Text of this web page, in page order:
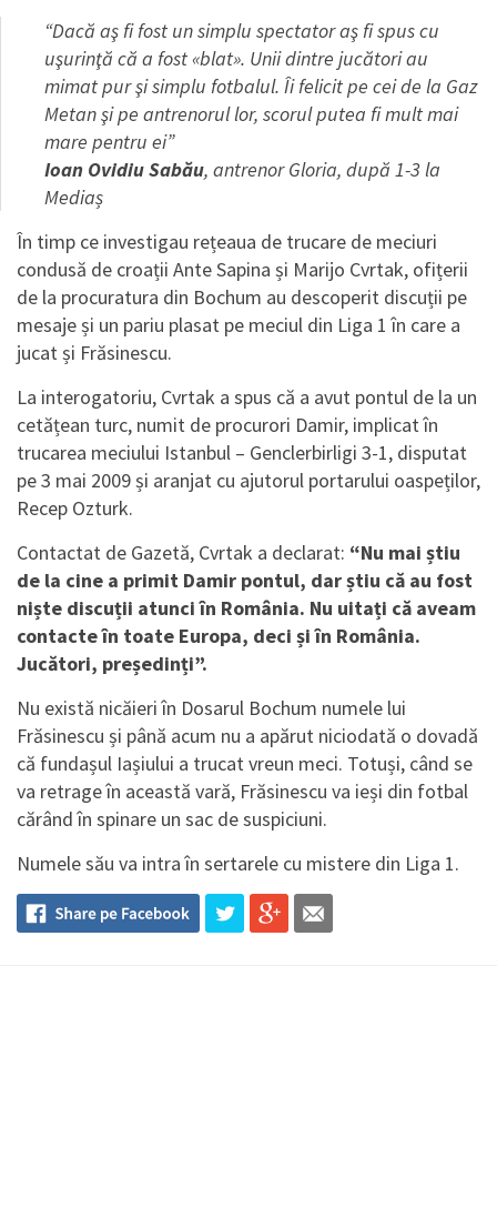
“Dacă aş fi fost un simplu spectator aş fi spus cu
uşurinţă că a fost «blat». Unii dintre jucători au
mimat pur şi simplu fotbalul. Îi felicit pe cei de la Gaz
Metan şi pe antrenorul lor, scorul putea fi mult mai
mare pentru ei”
Ioan Ovidiu Sabău, antrenor Gloria, după 1-3 la
Mediaș
În timp ce investigau rețeaua de trucare de meciuri
condusă de croații Ante Sapina și Marijo Cvrtak, ofițerii
de la procuratura din Bochum au descoperit discuții pe
mesaje și un pariu plasat pe meciul din Liga 1 în care a
jucat și Frăsinescu.
La interogatoriu, Cvrtak a spus că a avut pontul de la un
cetățean turc, numit de procurori Damir, implicat în
trucarea meciului Istanbul – Genclerbirligi 3-1, disputat
pe 3 mai 2009 și aranjat cu ajutorul portarului oaspeților,
Recep Ozturk.
Contactat de Gazetă, Cvrtak a declarat: “Nu mai știu
de la cine a primit Damir pontul, dar știu că au fost
niște discuții atunci în România. Nu uitați că aveam
contacte în toate Europa, deci și în România.
Jucători, președinți”.
Nu există nicăieri în Dosarul Bochum numele lui
Frăsinescu și până acum nu a apărut niciodată o dovadă
că fundașul Iașiului a trucat vreun meci. Totuși, când se
va retrage în această vară, Frăsinescu va ieși din fotbal
cărând în spinare un sac de suspiciuni.
Numele său va intra în sertarele cu mistere din Liga 1.